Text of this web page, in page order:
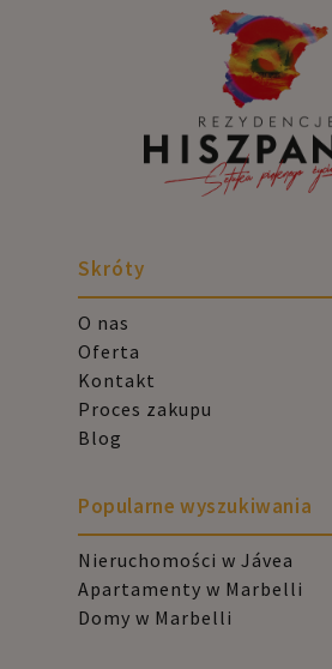
Skróty
O nas
Oferta
Kontakt
Proces zakupu
Blog
Popularne wyszukiwania
Nieruchomości w Jávea
Apartamenty w Marbelli
Domy w Marbelli